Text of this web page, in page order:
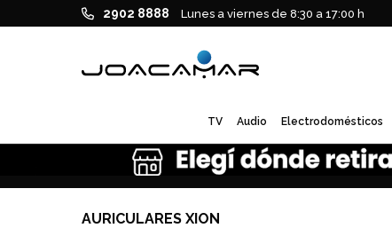
TV Audio Electrodomésticos
2902 8888 Lunes a viernes de 8:30 a 17:00 h
AURICULARES XION